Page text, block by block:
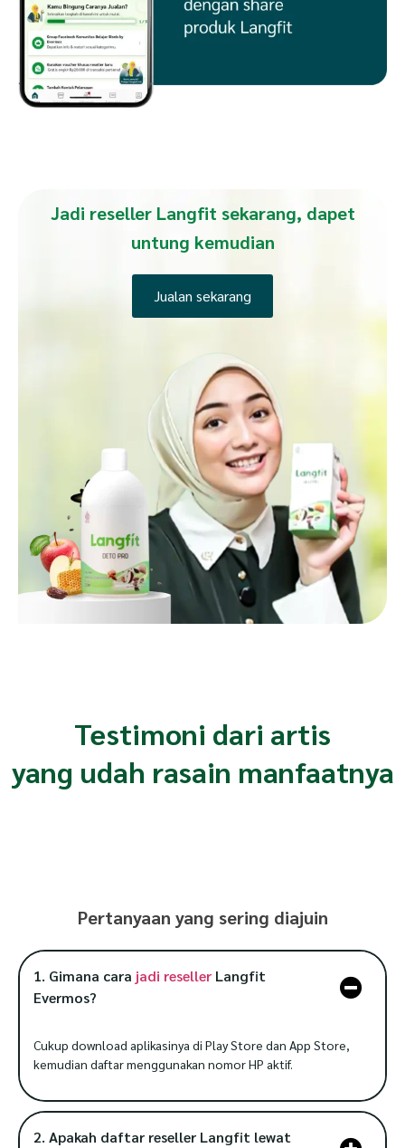
Jadi reseller Langfit sekarang, dapet
untung kemudian
Jualan sekarang
Testimoni dari artis
yang udah rasain manfaatnya
Pertanyaan yang sering diajuin
1. Gimana cara jadi reseller Langfit
Evermos?
Cukup download aplikasinya di Play Store dan App Store,
kemudian daftar menggunakan nomor HP aktif.
2. Apakah daftar reseller Langfit lewat